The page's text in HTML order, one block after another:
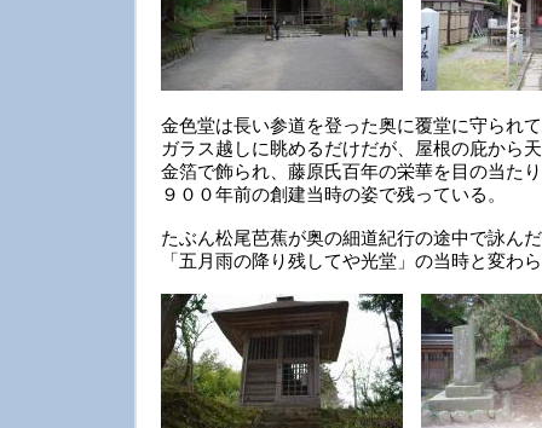
金色堂は長い参道を登った奥に覆堂に守られ
ガラス越しに眺めるだけだが、屋根の庇から
金箔で飾られ、藤原氏百年の栄華を目の当た
９００年前の創建当時の姿で残っている。
たぶん松尾芭蕉が奥の細道紀行の途中で詠んだ
「五月雨の降り残してや光堂」の当時と変わ